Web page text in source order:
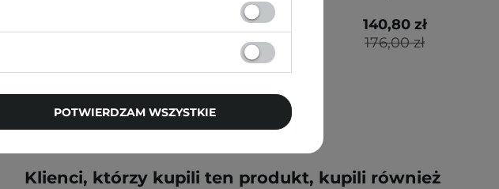
109,00 zł
176,00 zł
140,80 zł
Klienci, którzy kupili ten produkt, kupili również
POTWIERDZAM WSZYSTKIE